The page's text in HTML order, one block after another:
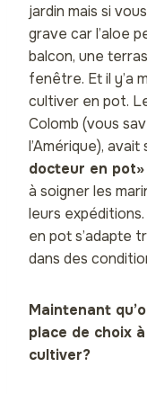
jardin mais si
grave car l’aloe
balcon, une
fenêtre. Et il y’a
cultiver en pot.
Colomb (vous
l’Amérique),
docteur en pot»
à soigner les
leurs expéditions.
en pot s’adapte
dans des
Maintenant
place de choix
cultiver?